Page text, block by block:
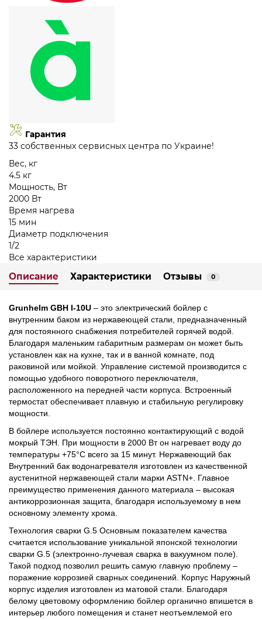
Гарантия
33 собственных сервисных центра по Украине!
Вес, кг
4.5 кг
Мощность, Вт
2000 Вт
Время нагрева
15 мин
Диаметр подключения
1/2
Все характеристики
Описание Характеристики Отзывы 0
Grunhelm GBH I-10U – это электрический бойлер с
внутренним баком из нержавеющей стали, предназначенный
для постоянного снабжения потребителей горячей водой.
Благодаря маленьким габаритным размерам он может быть
установлен как на кухне, так и в ванной комнате, под
раковиной или мойкой. Управление системой производится с
помощью удобного поворотного переключателя,
расположенного на передней части корпуса. Встроенный
термостат обеспечивает плавную и стабильную регулировку
мощности.
В бойлере используется постоянно контактирующий с водой
мокрый ТЭН. При мощности в 2000 Вт он нагревает воду до
температуры +75°C всего за 15 минут. Нержавеющий бак
Внутренний бак водонагревателя изготовлен из качественной
аустенитной нержавеющей стали марки ASTN+. Главное
преимущество применения данного материала – высокая
антикоррозионная защита, благодаря используемому в нем
основному элементу хрома.
Технология сварки G.5 Основным показателем качества
считается использование уникальной японской технологии
сварки G.5 (электронно-лучевая сварка в вакуумном поле).
Такой подход позволил решить самую главную проблему –
поражение коррозией сварных соединений. Корпус Наружный
корпус изделия изготовлен из матовой стали. Благодаря
белому цветовому оформлению бойлер органично впишется в
интерьер любого помещения и станет неотъемлемой его